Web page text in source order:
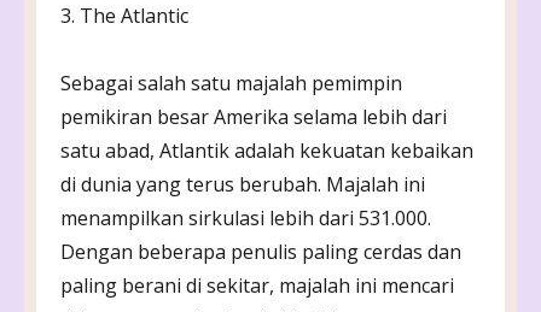
3. The Atlantic
Sebagai salah satu majalah pemimpin
pemikiran besar Amerika selama lebih dari
satu abad, Atlantik adalah kekuatan kebaikan
di dunia yang terus berubah. Majalah ini
menampilkan sirkulasi lebih dari 531.000.
Dengan beberapa penulis paling cerdas dan
paling berani di sekitar, majalah ini mencari